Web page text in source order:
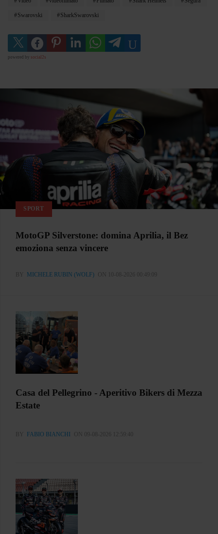
Swarovski SharkSwarovski
powered by social2s
SPORT
MotoGP Silverstone: domina Aprilia, il Bez
emoziona senza vincere
BY MICHELE RUBIN (WOLF) ON 10-08-2026 00:49:09
Casa del Pellegrino - Aperitivo Bikers di Mezza
Estate
BY FABIO BIANCHI ON 09-08-2026 12:59:40